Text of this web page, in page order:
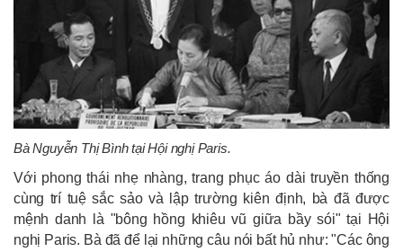
Bà Nguyễn Thị Bình tại Hội nghị Paris.
Với phong thái nhẹ nhàng, trang phục áo dài truyền thống
cùng trí tuệ sắc sảo và lập trường kiên định, bà đã được
mệnh danh là "bông hồng khiêu vũ giữa bầy sói" tại Hội
nghị Paris. Bà đã để lại những câu nói bất hủ như: "Các ông